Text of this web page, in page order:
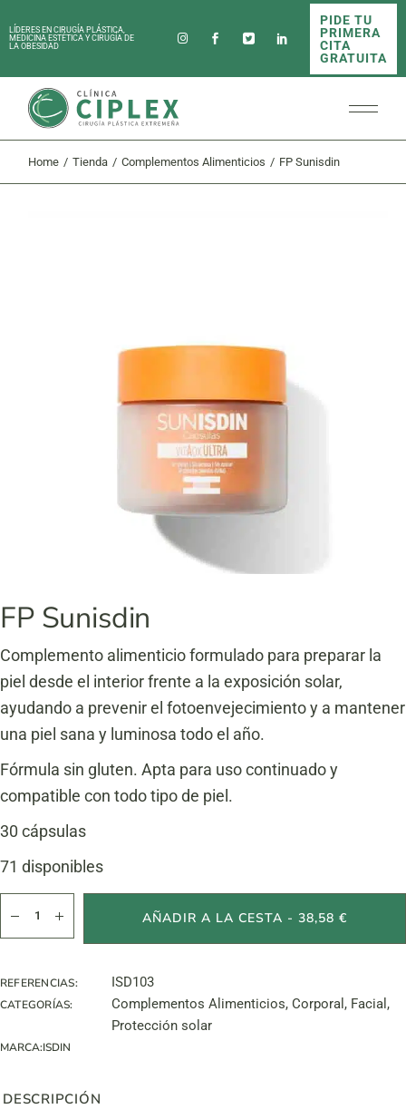
to
theLÍDERES EN CIRUGÍA PLÁSTICA,
MEDICINA ESTÉTICA Y CIRUGÍA DE
LA OBESIDAD
PIDE TU
PRIMERA
CITA
GRATUITA
Home Tienda Complementos Alimenticios FP Sunisdin
FP Sunisdin
Complemento alimenticio formulado para preparar la
piel desde el interior frente a la exposición solar,
ayudando a prevenir el fotoenvejecimiento y a mantener
una piel sana y luminosa todo el año.
Fórmula sin gluten. Apta para uso continuado y
compatible con todo tipo de piel.
30 cápsulas
71 disponibles
AÑADIR A LA CESTA - 38,58 €
REFERENCIAS: ISD103
CATEGORÍAS: Complementos Alimenticios, Corporal , Facial ,
Protección solar
MARCA:ISDIN
DESCRIPCIÓN